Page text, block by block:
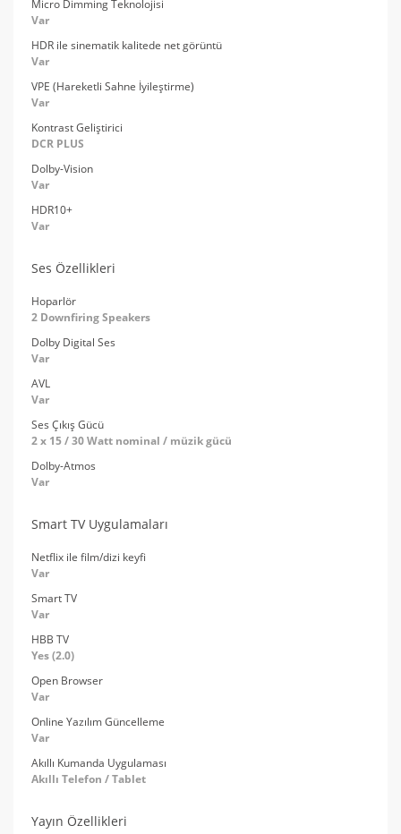
Micro Dimming Teknolojisi
Var
HDR ile sinematik kalitede net görüntü
Var
VPE (Hareketli Sahne İyileştirme)
Var
Kontrast Geliştirici
DCR PLUS
Dolby-Vision
Var
HDR10+
Var
Ses Özellikleri
Hoparlör
2 Downfiring Speakers
Dolby Digital Ses
Var
AVL
Var
Ses Çıkış Gücü
2 x 15 / 30 Watt nominal / müzik gücü
Dolby-Atmos
Var
Smart TV Uygulamaları
Netflix ile film/dizi keyfi
Var
Smart TV
Var
HBB TV
Yes (2.0)
Open Browser
Var
Online Yazılım Güncelleme
Var
Akıllı Kumanda Uygulaması
Akıllı Telefon / Tablet
Yayın Özellikleri